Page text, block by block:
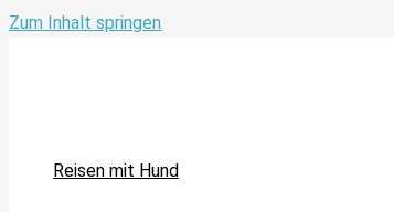
Zum Inhalt springen
Reisen mit Hund